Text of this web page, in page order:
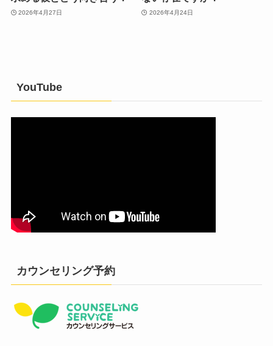
2026年4月27日 2026年4月24日
YouTube
カウンセリング予約